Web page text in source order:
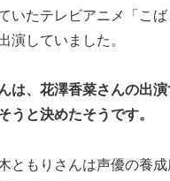
いたテレビアニメ「こ
演していました。
は、花澤香菜さんの出
うと決めたそうです。
ともりさんは声優の養